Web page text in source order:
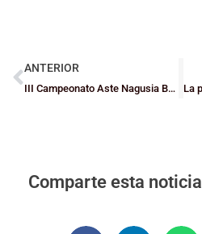
ANTERIOR
III Campeonato Aste Nagusia Basket 3×3
Comparte esta noticia